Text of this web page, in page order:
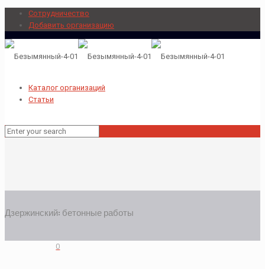
Сотрудничество
Добавить организацию
Каталог организаций
Статьи
Дзержинский: бетонные работы
0